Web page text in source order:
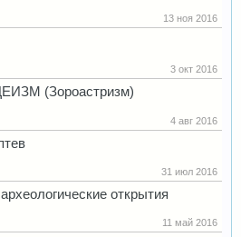
13 ноя 2016
3 окт 2016
(Зороастризм)
4 авг 2016
31 июл 2016
открытия
11 май 2016